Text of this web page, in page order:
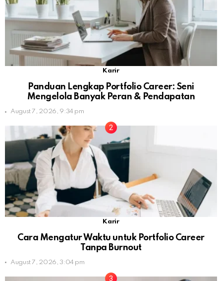
Karir
Panduan Lengkap Portfolio Career: Seni
Mengelola Banyak Peran & Pendapatan
August 7, 2026, 9:34 pm
Karir
Cara Mengatur Waktu untuk Portfolio Career
Tanpa Burnout
August 7, 2026, 3:04 pm